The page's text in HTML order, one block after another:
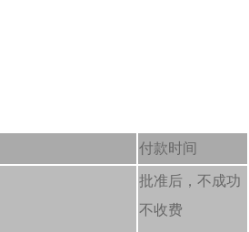
付款时间
批准后，不成功
不收费